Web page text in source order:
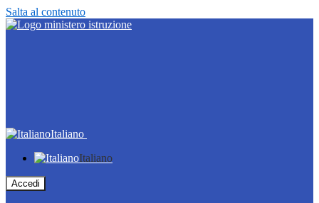
Salta al contenuto
Italiano
Italiano
Accedi